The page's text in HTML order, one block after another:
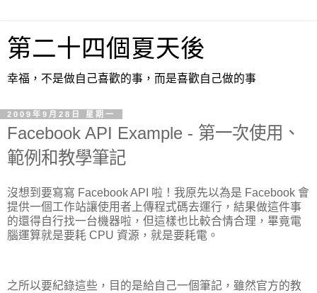
第二十四個夏天後
幸福，不是做自己喜歡的事，而是喜歡自己做的事
2009年9月28日 星期一
Facebook API Example - 第一次使用、
範例和教學筆記
沒想到要寫寫 Facebook API 啦！我原先以為是 Facebook 會
提供一個工作站讓使用者上傳程式碼去運行，結果做這件事
的還得自行找一台機器啦，但這樣也比較合情合理，畢竟電
腦運算就是要耗 CPU 資源，就是要耗電。
之所以要紀錄這些，目的是給自己一個筆記，雖然官方的教